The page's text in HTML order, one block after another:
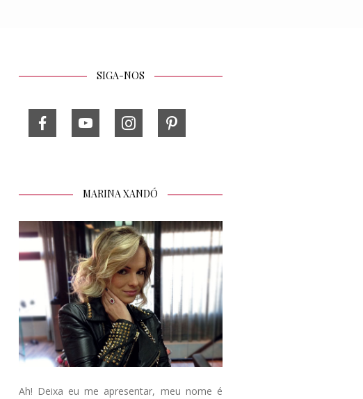
SIGA-NOS
MARINA XANDÓ
Ah! Deixa eu me apresentar, meu nome é